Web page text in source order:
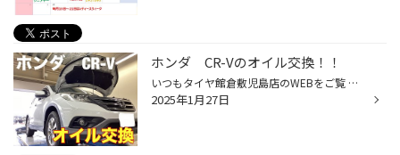
ホンダ CR-Vのオイル交換！！
いつもタイヤ館倉敷児島店のWEBをご覧 いただきありがとうございます(*^▽^*) ホンダ CR-Vのオイル交換をしました(^_-)-☆ まずは、タンク内のオイルを抜いていきます！！ 抜き取り後、オイルを入れていきます！！ 入れていただくオイルは エコロード 0W-20です！ こちらのオイルはディーラーさんなど...
2025年1月27日